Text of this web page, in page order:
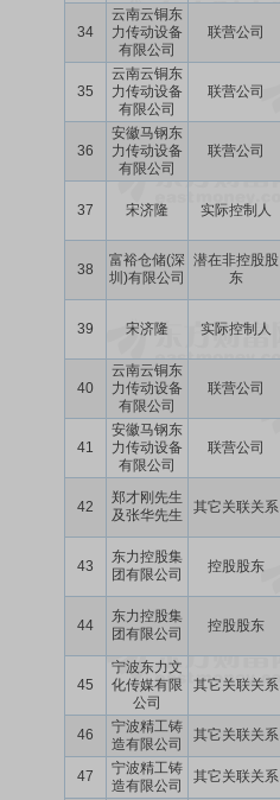
34
云南云铜东
力传动设备
有限公司
联营公司
35
云南云铜东
力传动设备
有限公司
联营公司
36
安徽马钢东
力传动设备
有限公司
联营公司
37 宋济隆 实际控制人
38
富裕仓储(深
圳)有限公司
潜在非控股股
东
39 宋济隆 实际控制人
40
云南云铜东
力传动设备
有限公司
联营公司
41
安徽马钢东
力传动设备
有限公司
联营公司
42
郑才刚先生
及张华先生
其它关联关系
43
东力控股集
团有限公司
控股股东
44
东力控股集
团有限公司
控股股东
45
宁波东力文
化传媒有限
公司
其它关联关系
46
宁波精工铸
造有限公司
其它关联关系
47
宁波精工铸
造有限公司
其它关联关系